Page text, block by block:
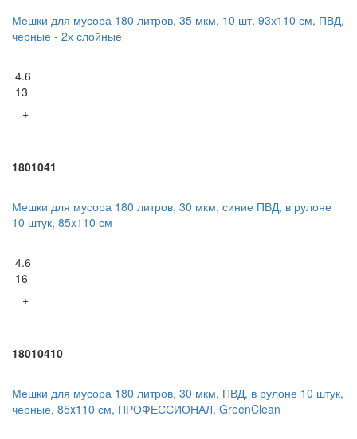
Мешки для мусора 180 литров, 35 мкм, 10 шт, 93х110 см, ПВД,
черные - 2х слойные
4.6
13
+
1801041
Мешки для мусора 180 литров, 30 мкм, синие ПВД, в рулоне
10 штук, 85x110 см
4.6
16
+
18010410
Мешки для мусора 180 литров, 30 мкм, ПВД, в рулоне 10 штук,
черные, 85x110 см, ПРОФЕССИОНАЛ, GreenClean